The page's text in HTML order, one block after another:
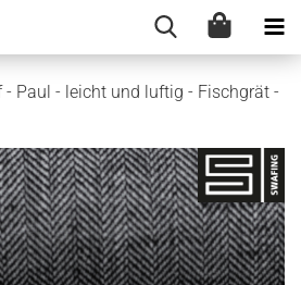
Paul - leicht und luftig - Fischgrät -